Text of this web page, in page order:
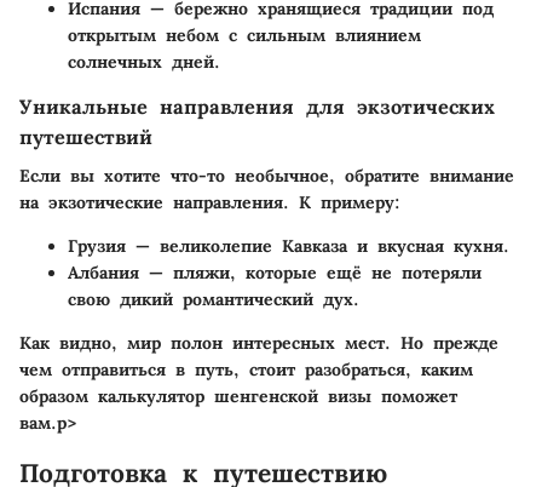
Испания — бережно хранящиеся традиции под
открытым небом с сильным влиянием
солнечных дней.
Уникальные направления для экзотических
путешествий
Если вы хотите что-то необычное, обратите внимание
на экзотические направления. К примеру:
Грузия — великолепие Кавказа и вкусная кухня.
Албания — пляжи, которые ещё не потеряли
свою дикий романтический дух.
Как видно, мир полон интересных мест. Но прежде
чем отправиться в путь, стоит разобраться, каким
образом калькулятор шенгенской визы поможет
вам.p>
Подготовка к путешествию